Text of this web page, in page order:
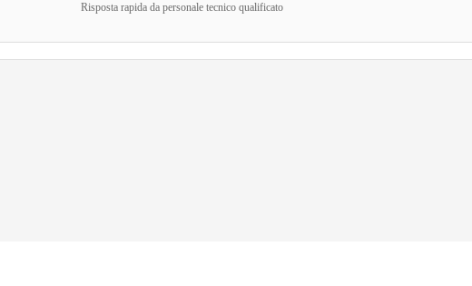
Risposta rapida da personale tecnico qualificato